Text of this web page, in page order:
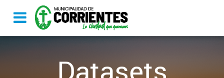
Datasets